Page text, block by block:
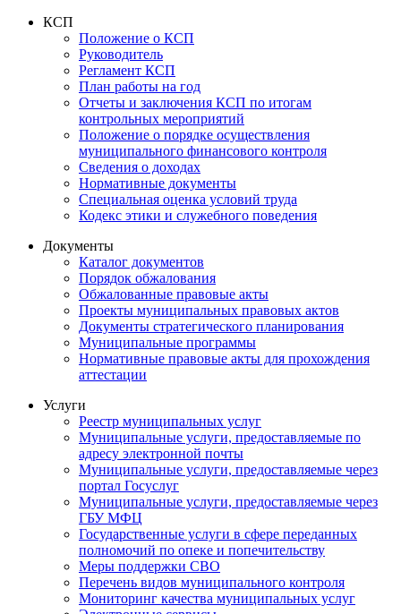
КСП
Положение о КСП
Руководитель
Регламент КСП
План работы на год
Отчеты и заключения КСП по итогам
контрольных мероприятий
Положение о порядке осуществления
муниципального финансового контроля
Сведения о доходах
Нормативные документы
Специальная оценка условий труда
Кодекс этики и служебного поведения
Документы
Каталог документов
Порядок обжалования
Обжалованные правовые акты
Проекты муниципальных правовых актов
Документы стратегического планирования
Муниципальные программы
Нормативные правовые акты для прохождения
аттестации
Услуги
Реестр муниципальных услуг
Муниципальные услуги, предоставляемые по
адресу электронной почты
Муниципальные услуги, предоставляемые через
портал Госуслуг
Муниципальные услуги, предоставляемые через
ГБУ МФЦ
Государственные услуги в сфере переданных
полномочий по опеке и попечительству
Меры поддержки СВО
Перечень видов муниципального контроля
Мониторинг качества муниципальных услуг